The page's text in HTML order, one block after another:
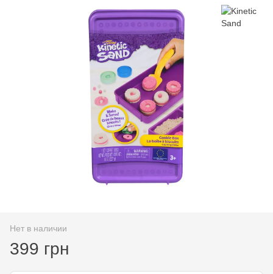
Нет в наличии
399 грн